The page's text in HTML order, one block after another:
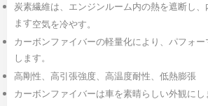
炭素繊維は、エンジンルーム内の熱を遮断し、
ます空気を冷やす。
カーボンファイバーの軽量化により、パフォ
します。
高剛性、高引張強度、高温度耐性、低熱膨張
カーボンファイバーは車を素晴らしい外観にし